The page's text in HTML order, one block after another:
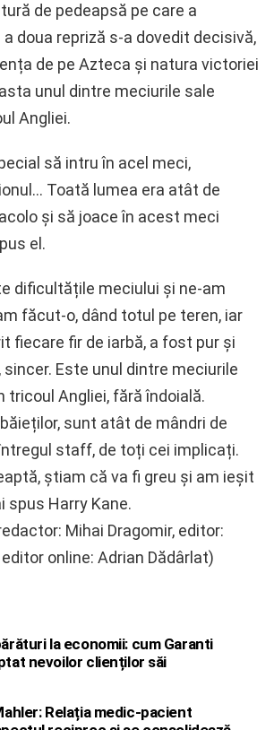
de pedeapsă pe care a
doua repriză s-a dovedit decisivă,
de pe Azteca și natura victoriei
unul dintre meciurile sale
Angliei.
să intru în acel meci,
Toată lumea era atât de
și să joace în acest meci
el.
dificultățile meciului și ne-am
făcut-o, dând totul pe teren, iar
fiecare fir de iarbă, a fost pur și
Este unul dintre meciurile
tricoul Angliei, fără îndoială.
sunt atât de mândri de
staff, de toți cei implicați.
știam că va fi greu și am ieșit
spus Harry Kane.
Mihai Dragomir, editor:
online: Adrian Dădârlat)
la economii: cum Garanti
nevoilor clienților săi
Relația medic-pacient